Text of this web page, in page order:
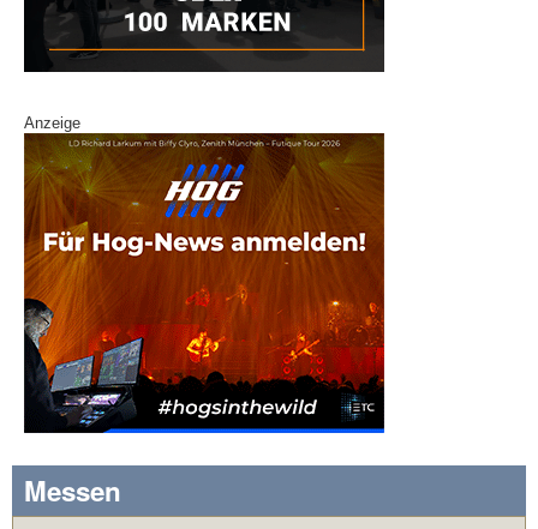
Anzeige
Messen